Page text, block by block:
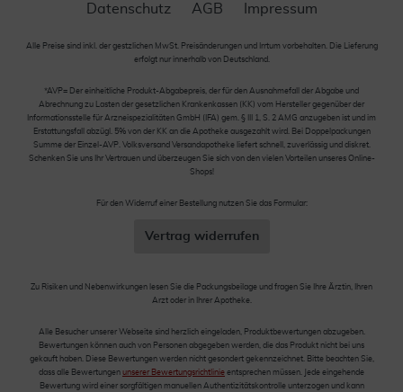
Datenschutz AGB Impressum
Alle Preise sind inkl. der gestzlichen MwSt. Preisänderungen und Irrtum vorbehalten. Die Lieferung
erfolgt nur innerhalb von Deutschland.
*AVP= Der einheitliche Produkt-Abgabepreis, der für den Ausnahmefall der Abgabe und
Abrechnung zu Lasten der gesetzlichen Krankenkassen (KK) vom Hersteller gegenüber der
Informationsstelle für Arzneispezialitäten GmbH (IFA) gem. § III 1, S. 2 AMG anzugeben ist und im
Erstattungsfall abzügl. 5% von der KK an die Apotheke ausgezahlt wird. Bei Doppelpackungen
Summe der Einzel-AVP. Volksversand Versandapotheke liefert schnell, zuverlässig und diskret.
Schenken Sie uns Ihr Vertrauen und überzeugen Sie sich von den vielen Vorteilen unseres Online-
Shops!
Für den Widerruf einer Bestellung nutzen Sie das Formular:
Vertrag widerrufen
Zu Risiken und Nebenwirkungen lesen Sie die Packungsbeilage und fragen Sie Ihre Ärztin, Ihren
Arzt oder in Ihrer Apotheke.
Alle Besucher unserer Webseite sind herzlich eingeladen, Produktbewertungen abzugeben.
Bewertungen können auch von Personen abgegeben werden, die das Produkt nicht bei uns
gekauft haben. Diese Bewertungen werden nicht gesondert gekennzeichnet. Bitte beachten Sie,
dass alle Bewertungen unserer Bewertungsrichtlinie entsprechen müssen. Jede eingehende
Bewertung wird einer sorgfältigen manuellen Authentizitätskontrolle unterzogen und kann